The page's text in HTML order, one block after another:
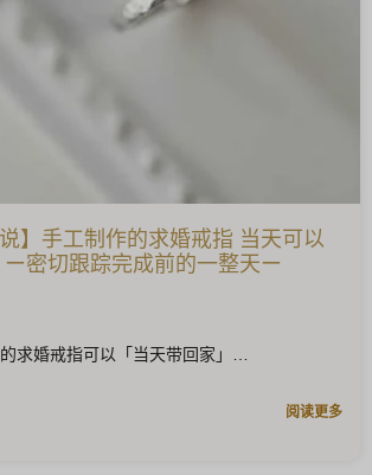
说】手工制作的求婚戒指 当天可以
密切跟踪完成前的一整天ー
求婚戒指可以「当天带回家」
阅读更多